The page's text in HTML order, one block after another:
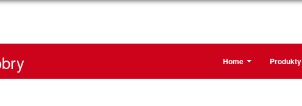
Home Produkty